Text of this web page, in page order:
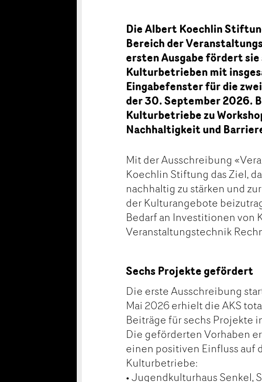
Die Albert Koechlin
Bereich der
ersten Ausgabe fördert
Kulturbetrieben mit
Eingabefenster für die
der 30. September 2026.
Kulturbetriebe zu
Nachhaltigkeit und
Mit der Ausschreibung
Koechlin Stiftung das Ziel,
nachhaltig zu stärken und
der Kulturangebote
Bedarf an Investitionen von
Veranstaltungstechnik
Sechs Projekte gefördert
Die erste Ausschreibung
Mai 2026 erhielt die AKS
Beiträge für sechs Projekte
Die geförderten Vorhaben
einen positiven Einfluss auf
Kulturbetriebe:
• Jugendkulturhaus Senkel,